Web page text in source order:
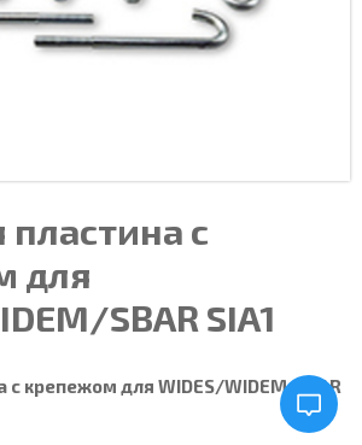
с
для
SBAR SIA1
с крепежом для WIDES/WIDEM/SBAR